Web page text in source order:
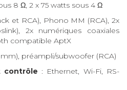
8 Ω, 2 x 75 watts sous 4 Ω
et RCA), Phono MM (RCA), 2x
2x numériques coaxiales
compatible AptX
mm), préampli/subwoofer (RCA)
contrôle : Ethernet, Wi-Fi, RS-